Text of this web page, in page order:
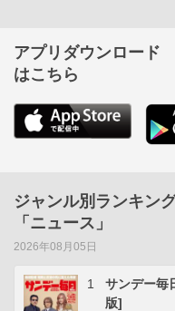
アプリダウンロード
はこちら
ジャンル別ランキン
「ニュース」
2026年08月05日
1
サンデー毎
版]